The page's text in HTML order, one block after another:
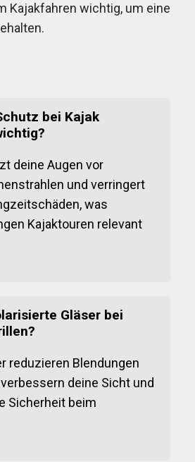
Kajakfahren wichtig, um eine
bei Kajak
deine Augen vor
und verringert
was
Kajaktouren relevant
Gläser bei
reduzieren Blendungen
deine Sicht und
Sicherheit beim